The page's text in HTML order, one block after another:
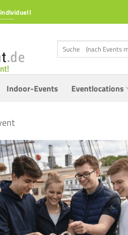
Suchen
nach:
Indoor-Events Eventlocations